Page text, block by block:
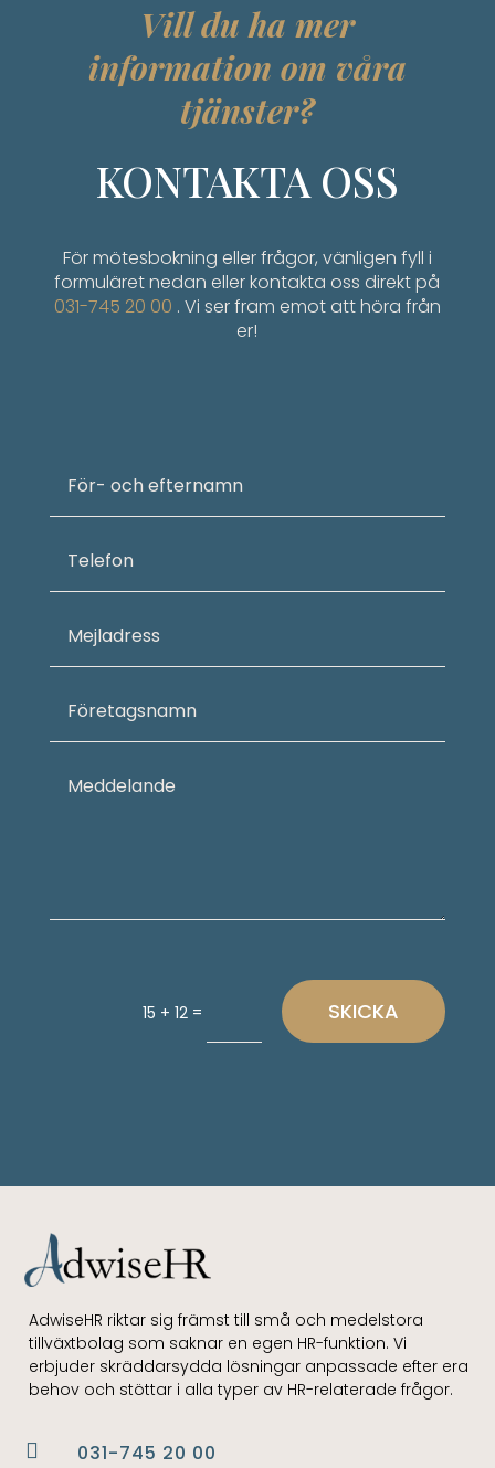
Vill du ha mer
information om våra
tjänster?
KONTAKTA OSS
För mötesbokning eller frågor, vänligen fyll i
formuläret nedan eller kontakta oss direkt på
031-745 20 00 . Vi ser fram emot att höra från
er!
15 + 12 = SKICKA
AdwiseHR riktar sig främst till små och medelstora
tillväxtbolag som saknar en egen HR-funktion. Vi
erbjuder skräddarsydda lösningar anpassade efter era
behov och stöttar i alla typer av HR-relaterade frågor.
 031-745 20 00